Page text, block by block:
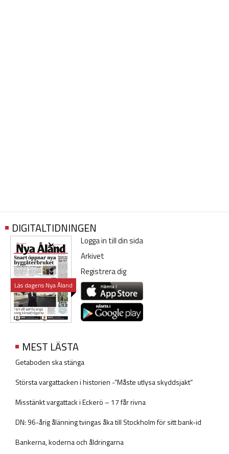
DIGITALTIDNINGEN
Läs dagens Nya Åland
Logga in till din sida
Arkivet
Registrera dig
MEST LÄSTA
Getaboden ska stänga
Största vargattacken i historien -”Måste utlysa skyddsjakt”
Misstänkt vargattack i Eckerö – 17 får rivna
DN: 96-årig ålänning tvingas åka till Stockholm för sitt bank-id
Bankerna, koderna och åldringarna